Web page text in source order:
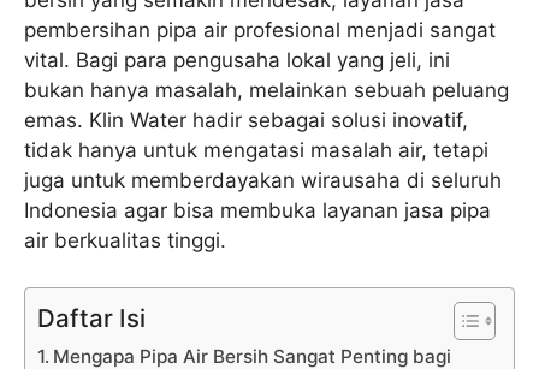
pembersihan pipa air profesional menjadi sangat
vital. Bagi para pengusaha lokal yang jeli, ini
bukan hanya masalah, melainkan sebuah peluang
emas. Klin Water hadir sebagai solusi inovatif,
tidak hanya untuk mengatasi masalah air, tetapi
juga untuk memberdayakan wirausaha di seluruh
Indonesia agar bisa membuka layanan jasa pipa
air berkualitas tinggi.
Daftar Isi
Mengapa Pipa Air Bersih Sangat Penting bagi